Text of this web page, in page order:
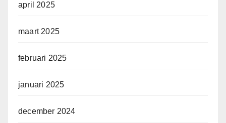
april 2025
maart 2025
februari 2025
januari 2025
december 2024